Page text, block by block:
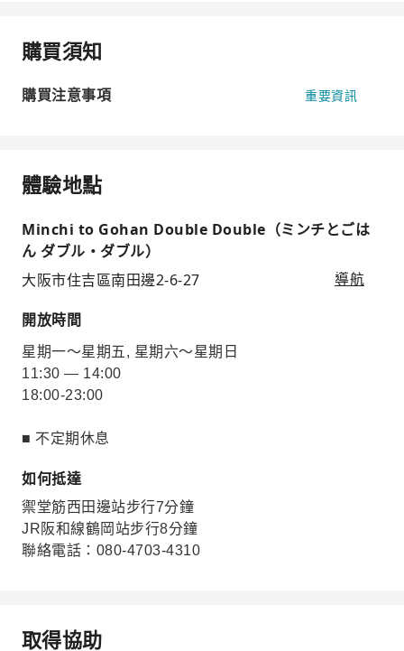
購買須知
購買注意事項 重要資訊
體驗地點
Minchi to Gohan Double Double（ミンチとごは
ん ダブル・ダブル）
大阪市住吉區南田邊2-6-27
導航
開放時間
星期一～星期五, 星期六～星期日
11:30 — 14:00
18:00-23:00
■ 不定期休息
如何抵達
禦堂筋西田邊站步行7分鐘
JR阪和線鶴岡站步行8分鐘
聯絡電話：080-4703-4310
取得協助